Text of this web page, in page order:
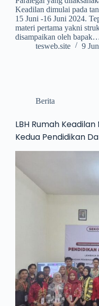
Keadilan dimulai pada
15 Juni -16 Juni 2024.
materi pertama yakni
disampaikan oleh
tesweb.site
9
Berita
LBH Rumah
Kedua Pendidikan